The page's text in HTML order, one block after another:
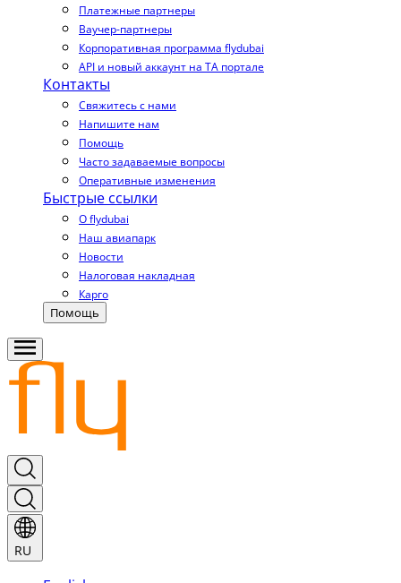
Платежные партнеры
Ваучер-партнеры
Корпоративная программа flydubai
API и новый аккаунт на TA портале
Контакты
Свяжитесь с нами
Напишите нам
Помощь
Часто задаваемые вопросы
Оперативные изменения
Быстрые ссылки
О flydubai
Наш авиапарк
Новости
Налоговая накладная
Карго
Помощь
RU